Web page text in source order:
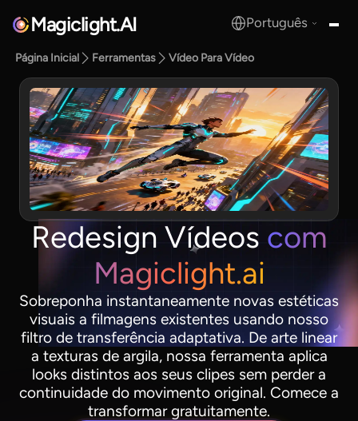
Magiclight.AI Português
Página Inicial Ferramentas Vídeo Para Vídeo
Redesign Vídeos com
Magiclight.ai
Sobreponha instantaneamente novas estéticas
visuais a filmagens existentes usando nosso
filtro de transferência adaptativa. De arte linear
a texturas de argila, nossa ferramenta aplica
looks distintos aos seus clipes sem perder a
continuidade do movimento original. Comece a
transformar gratuitamente.